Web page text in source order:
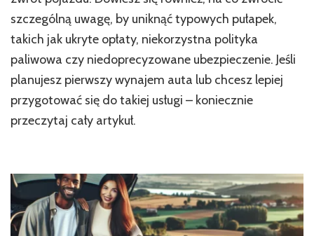
szczególną uwagę, by uniknąć typowych pułapek,
takich jak ukryte opłaty, niekorzystna polityka
paliwowa czy niedoprecyzowane ubezpieczenie. Jeśli
planujesz pierwszy wynajem auta lub chcesz lepiej
przygotować się do takiej usługi – koniecznie
przeczytaj cały artykuł.